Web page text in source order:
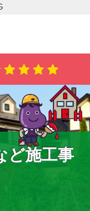
ど施工事